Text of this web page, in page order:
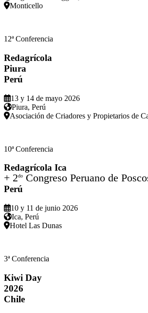
Monticello
12ª Conferencia
Redagrícola
Piura
Perú
13 y 14 de mayo 2026
Piura, Perú
Asociación de Criadores y Propietarios de
10ª Conferencia
Redagrícola Ica
+ 2do Congreso Peruano de
Perú
10 y 11 de junio 2026
Ica, Perú
Hotel Las Dunas
3ª Conferencia
Kiwi Day
2026
Chile